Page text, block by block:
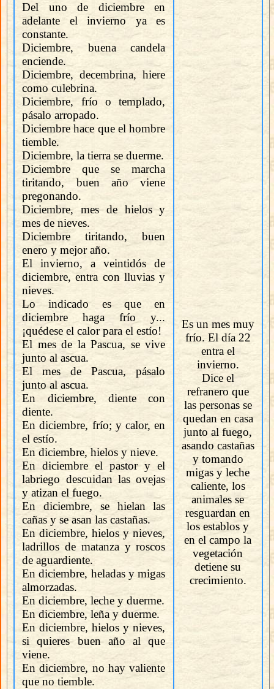
Del uno de diciembre en
adelante el invierno ya es
constante.
Diciembre, buena candela
enciende.
Diciembre, decembrina, hiere
como culebrina.
Diciembre, frío o templado,
pásalo arropado.
Diciembre hace que el hombre
tiemble.
Diciembre, la tierra se duerme.
Diciembre que se marcha
tiritando, buen año viene
pregonando.
Diciembre, mes de hielos y
mes de nieves.
Diciembre tiritando, buen
enero y mejor año.
El invierno, a veintidós de
diciembre, entra con lluvias y
nieves.
Lo indicado es que en
diciembre haga frío y...
¡quédese el calor para el estío!
El mes de la Pascua, se vive
junto al ascua.
El mes de Pascua, pásalo
junto al ascua.
En diciembre, diente con
diente.
En diciembre, frío; y calor, en
el estío.
En diciembre, hielos y nieve.
En diciembre el pastor y el
labriego descuidan las ovejas
y atizan el fuego.
En diciembre, se hielan las
cañas y se asan las castañas.
En diciembre, hielos y nieves,
ladrillos de matanza y roscos
de aguardiente.
En diciembre, heladas y migas
almorzadas.
En diciembre, leche y duerme.
En diciembre, leña y duerme.
En diciembre, hielos y nieves,
si quieres buen año al que
viene.
En diciembre, no hay valiente
que no tiemble.
Es un mes muy
frío. El día 22
entra el
invierno.
Dice el
refranero que
las personas se
quedan en casa
junto al fuego,
asando castañas
y tomando
migas y leche
caliente, los
animales se
resguardan en
los establos y
en el campo la
vegetación
detiene su
crecimiento.